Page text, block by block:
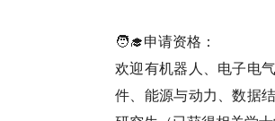
🧑‍🎓申请资格：
欢迎有机器人、电子电
件、能源与动力、数据